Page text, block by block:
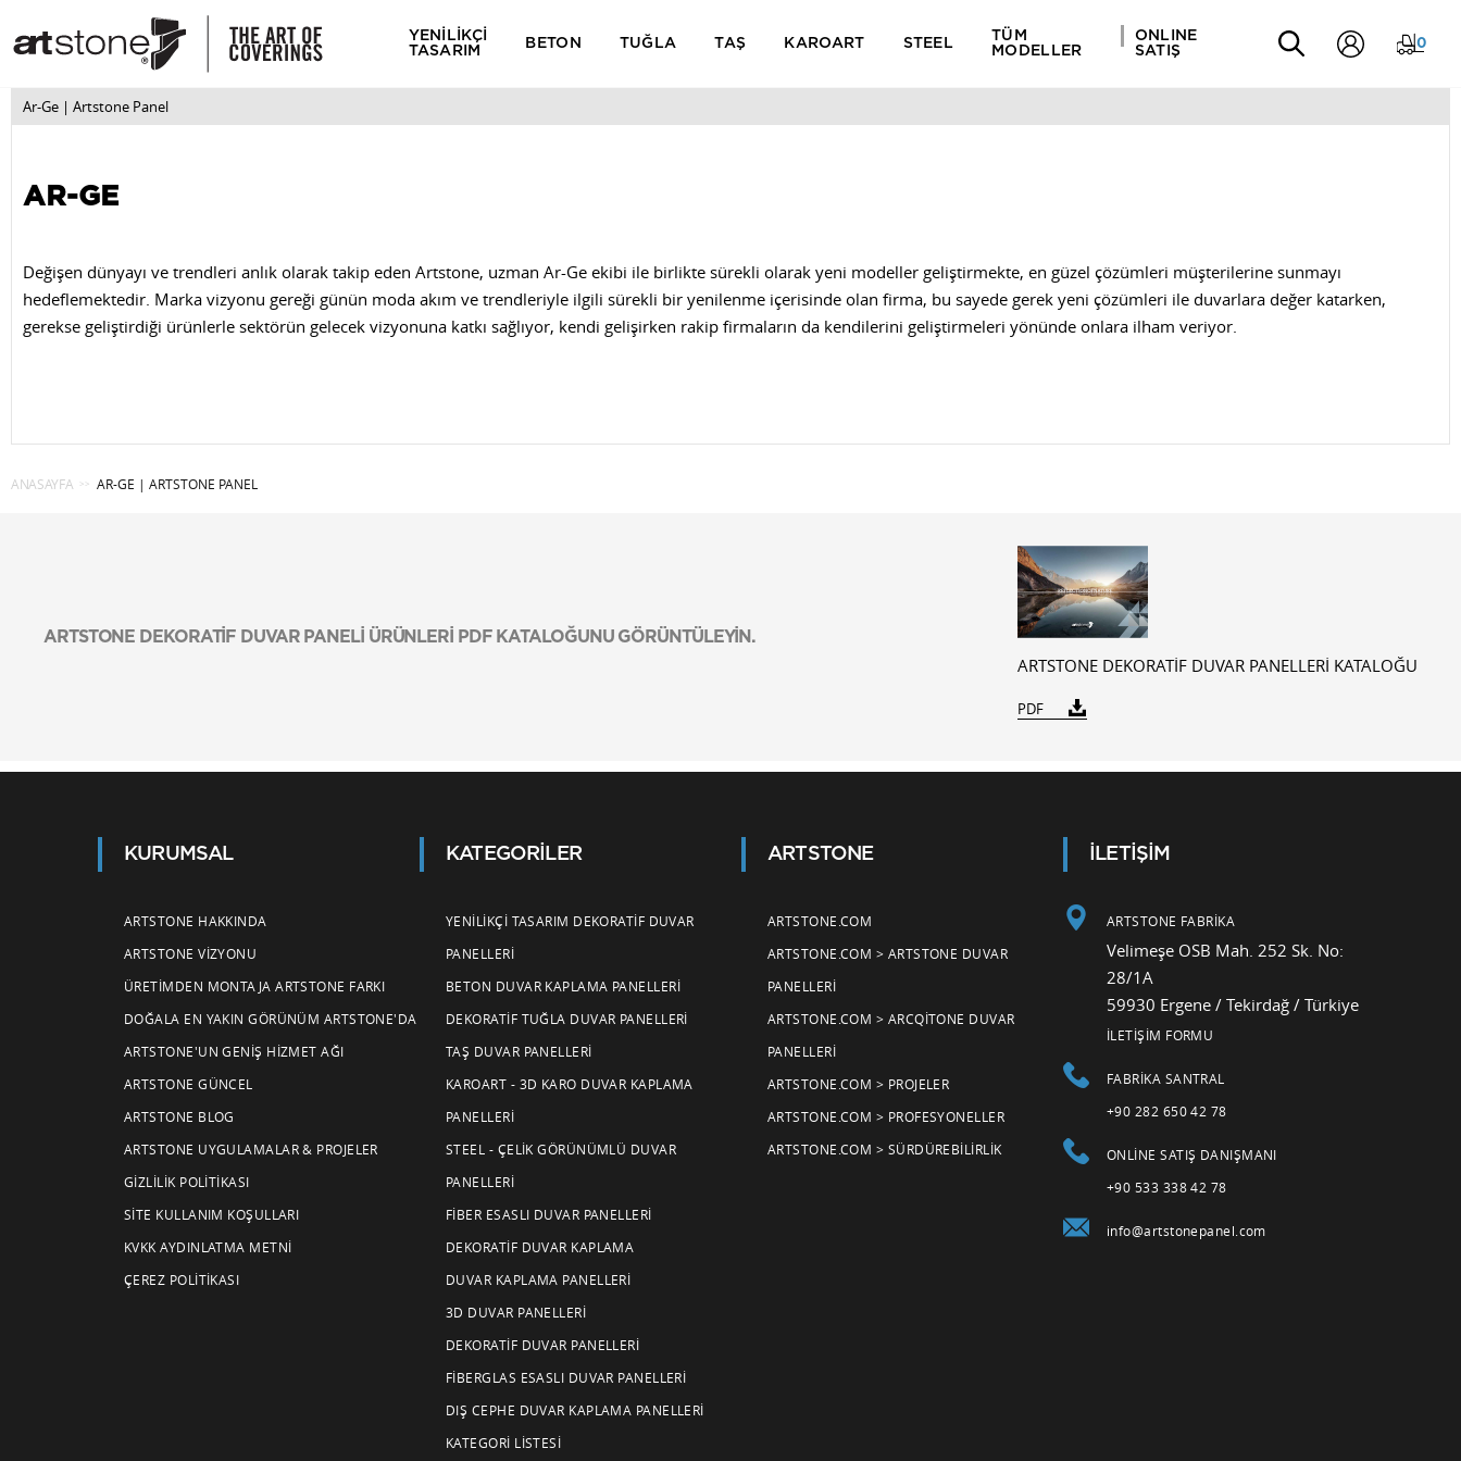
YENİLİKÇİ
TASARIM
BETON TUĞLA TAŞ KAROART STEEL
TÜM
MODELLER
ONLINE
SATIŞ
0
Ar-Ge | Artstone Panel
AR-GE
Değişen dünyayı ve trendleri anlık olarak takip eden Artstone, uzman Ar-Ge ekibi ile birlikte sürekli olarak yeni modeller geliştirmekte, en güzel çözümleri müşterilerine sunmayı
hedeflemektedir. Marka vizyonu gereği günün moda akım ve trendleriyle ilgili sürekli bir yenilenme içerisinde olan firma, bu sayede gerek yeni çözümleri ile duvarlara değer katarken,
gerekse geliştirdiği ürünlerle sektörün gelecek vizyonuna katkı sağlıyor, kendi gelişirken rakip firmaların da kendilerini geliştirmeleri yönünde onlara ilham veriyor.
ANASAYFA >> AR-GE | ARTSTONE PANEL
ARTSTONE DEKORATİF DUVAR PANELİ ÜRÜNLERİ PDF KATALOĞUNU GÖRÜNTÜLEYİN.
ARTSTONE DEKORATİF DUVAR PANELLERİ KATALOĞU
PDF
KURUMSAL
ARTSTONE HAKKINDA
ARTSTONE VIZYONU
ÜRETIMDEN MONTAJA ARTSTONE FARKI
DOĞALA EN YAKIN GÖRÜNÜM ARTSTONE'DA
ARTSTONE'UN GENIŞ HIZMET AĞI
ARTSTONE GÜNCEL
ARTSTONE BLOG
ARTSTONE UYGULAMALAR & PROJELER
GIZLILIK POLITIKASI
SITE KULLANIM KOŞULLARI
KVKK AYDINLATMA METNI
ÇEREZ POLITIKASI
KATEGORILER
YENILIKÇI TASARIM DEKORATIF DUVAR
PANELLERI
BETON DUVAR KAPLAMA PANELLERI
DEKORATIF TUĞLA DUVAR PANELLERI
TAŞ DUVAR PANELLERI
KAROART - 3D KARO DUVAR KAPLAMA
PANELLERI
STEEL - ÇELIK GÖRÜNÜMLÜ DUVAR
PANELLERI
FIBER ESASLI DUVAR PANELLERI
DEKORATIF DUVAR KAPLAMA
DUVAR KAPLAMA PANELLERI
3D DUVAR PANELLERI
DEKORATIF DUVAR PANELLERI
FIBERGLAS ESASLI DUVAR PANELLERI
DIŞ CEPHE DUVAR KAPLAMA PANELLERI
KATEGORI LISTESI
ARTSTONE
ARTSTONE.COM
ARTSTONE.COM > ARTSTONE DUVAR
PANELLERI
ARTSTONE.COM > ARCQITONE DUVAR
PANELLERI
ARTSTONE.COM > PROJELER
ARTSTONE.COM > PROFESYONELLER
ARTSTONE.COM > SÜRDÜREBILIRLIK
İLETİŞİM
ARTSTONE FABRİKA
Velimeşe OSB Mah. 252 Sk. No:
28/1A
59930 Ergene / Tekirdağ / Türkiye
İLETİŞİM FORMU
FABRIKA SANTRAL
+90 282 650 42 78
ONLINE SATIŞ DANIŞMANI
+90 533 338 42 78
info@artstonepanel.com